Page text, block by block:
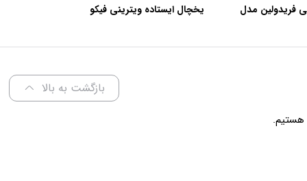
فریدولین مدل
یخچال ایستاده ویترینی فیکو
بازگشت به بالا